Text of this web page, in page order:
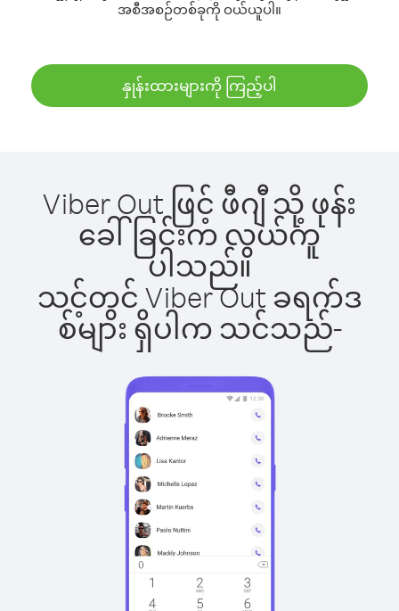
အစီအစဉ်တစ်ခုကို ဝယ်ယူပါ။
နှုန်းထားများကို ကြည့်ပါ
Viber Out ဖြင့် ဖီဂျီ သို့ ဖုန်း
ခေါ်ခြင်းက လွယ်ကူ
ပါသည်။
သင့်တွင် Viber Out ခရက်ဒ
စ်များ ရှိပါက သင်သည်-